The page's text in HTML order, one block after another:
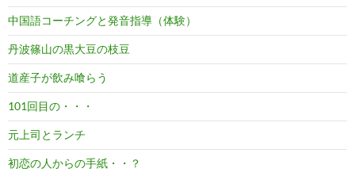
中国語コーチングと発音指導（体験）
丹波篠山の黒大豆の枝豆
道産子が飲み喰らう
101回目の・・・
元上司とランチ
初恋の人からの手紙・・？